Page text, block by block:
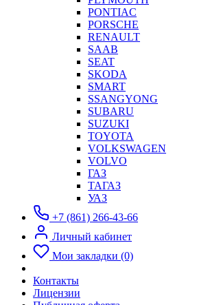
PONTIAC
PORSCHE
RENAULT
SAAB
SEAT
SKODA
SMART
SSANGYONG
SUBARU
SUZUKI
TOYOTA
VOLKSWAGEN
VOLVO
ГАЗ
ТАГАЗ
УАЗ
+7 (861) 266-43-66
Личный кабинет
Мои закладки (0)
Контакты
Лицензии